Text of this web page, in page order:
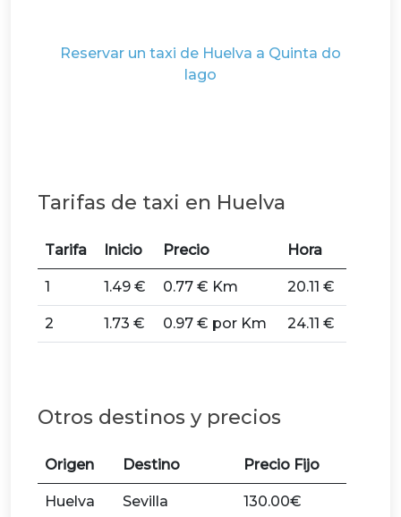
Reservar un taxi de Huelva a Quinta do
lago
Tarifas de taxi en Huelva
Tarifa Inicio Precio Hora
1 1.49 € 0.77 € Km 20.11 €
2 1.73 € 0.97 € por Km 24.11 €
Otros destinos y precios
Origen Destino Precio Fijo
Huelva Sevilla 130.00€